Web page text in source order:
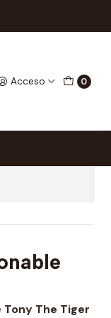
Acceso 0
Tony The Tiger